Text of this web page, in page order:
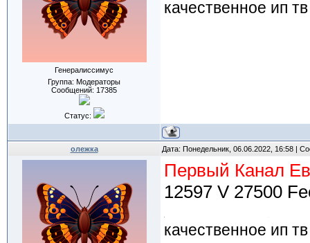
Генералиссимус
Группа: Модераторы
Сообщений: 17385
Статус:
качественное ип
олежка Дата: Понедельник, 06.06.2022, 16:58 |
Первый Канал
12597 V 27500
качественное ип